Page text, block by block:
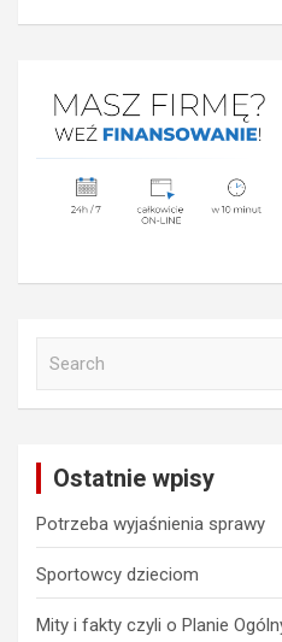
Ostatnie wpisy
Potrzeba wyjaśnienia sprawy
Sportowcy dzieciom
Mity i fakty czyli o Planie